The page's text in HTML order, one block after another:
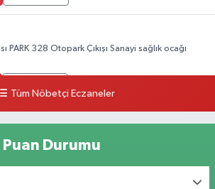
PARK 328 Otopark Çıkışı Sanayi sağlık ocağı
Tüm Nöbetçi Eczaneler
Durumu